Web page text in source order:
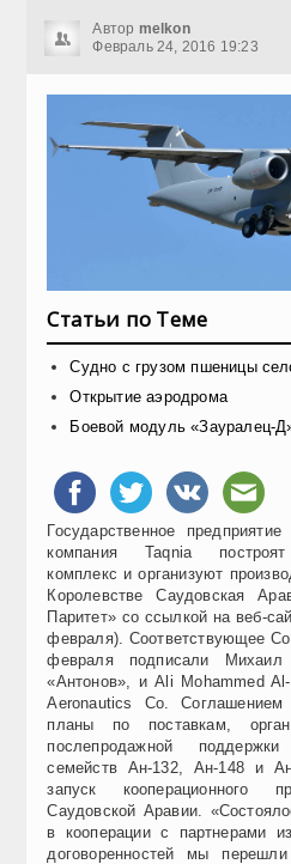
Автор melkon
Февраль 24, 2016 19:23
Статьи по Теме
Судно с грузом пшеницы
Открытие аэродрома
Боевой модуль «Зауралец-
Государственное предприятие
компания Taqnia построят
комплекс и организуют
Королевстве Саудовская
Паритет» со ссылкой на веб-
февраля). Соответствующее
февраля подписали Михаил
«Антонов», и Ali Mohammed
Aeronautics Co. Соглашением
планы по поставкам,
послепродажной
семейств Ан-132, Ан-148 и
запуск кооперационного
Саудовской Аравии.
в кооперации с партнерами
договоренностей мы